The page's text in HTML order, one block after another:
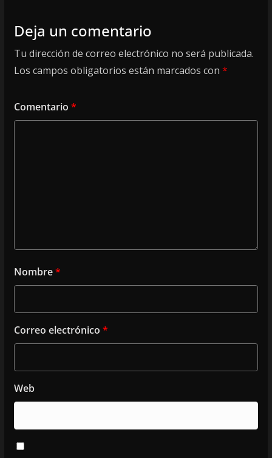
Deja un comentario
Tu dirección de correo electrónico no será publicada.
Los campos obligatorios están marcados con *
Comentario *
Nombre*
Correo electrónico *
Web